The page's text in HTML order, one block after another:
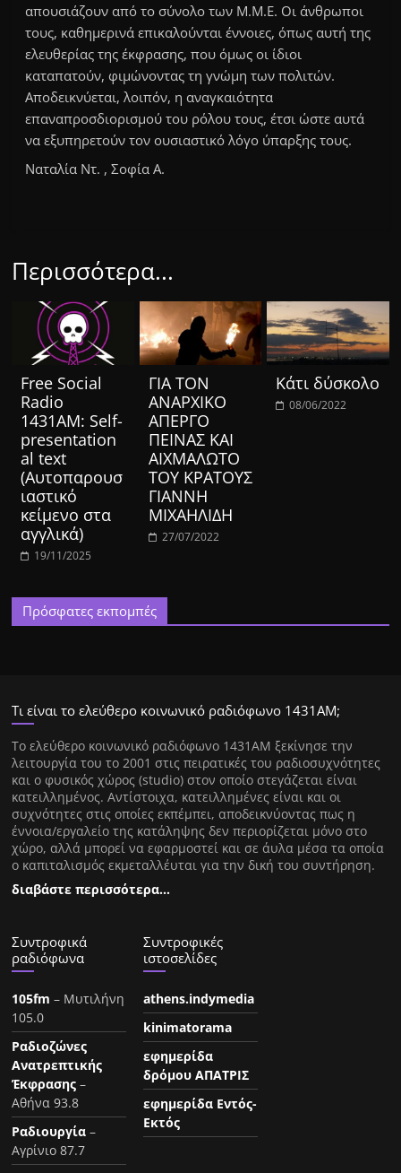
απουσιάζουν από το σύνολο των Μ.Μ.Ε. Οι άνθρωποι
τους, καθημερινά επικαλούνται έννοιες, όπως αυτή της
ελευθερίας της έκφρασης, που όμως οι ίδιοι
καταπατούν, φιμώνοντας τη γνώμη των πολιτών.
Αποδεικνύεται, λοιπόν, η αναγκαιότητα
επαναπροσδιορισμού του ρόλου τους, έτσι ώστε αυτά
να εξυπηρετούν τον ουσιαστικό λόγο ύπαρξης τους.
Ναταλία Ντ. , Σοφία Α.
Περισσότερα...
Free Social
Radio
1431AM: Self-
presentation
al text
(Αυτοπαρουσ
ιαστικό
κείμενο στα
αγγλικά)
19/11/2025
ΓΙΑ ΤΟΝ
ΑΝΑΡΧΙΚΟ
ΑΠΕΡΓΟ
ΠΕΙΝΑΣ ΚΑΙ
ΑΙΧΜΑΛΩΤΟ
ΤΟΥ ΚΡΑΤΟΥΣ
ΓΙΑΝΝΗ
ΜΙΧΑΗΛΙΔΗ
27/07/2022
Κάτι δύσκολο
08/06/2022
Πρόσφατες εκπομπές
Τι είναι το ελεύθερο κοινωνικό ραδιόφωνο 1431ΑΜ;
Tο ελεύθερο κοινωνικό ραδιόφωνο 1431AM ξεκίνησε την
λειτουργία του το 2001 στις πειρατικές του ραδιοσυχνότητες
και ο φυσικός χώρος (studio) στον οποίο στεγάζεται είναι
κατειλλημένος. Αντίστοιχα, κατειλλημένες είναι και οι
συχνότητες στις οποίες εκπέμπει, αποδεικνύοντας πως η
έννοια/εργαλείο της κατάληψης δεν περιορίζεται μόνο στο
χώρο, αλλά μπορεί να εφαρμοστεί και σε άυλα μέσα τα οποία
ο καπιταλισμός εκμεταλλέυται για την δική του συντήρηση.
διαβάστε περισσότερα…
Συντροφικά
ραδιόφωνα
105fm – Μυτιλήνη
105.0
Ραδιοζώνες
Ανατρεπτικής
Έκφρασης –
Αθήνα 93.8
Ραδιουργία –
Αγρίνιο 87.7
Συντροφικές
ιστοσελίδες
athens.indymedia
kinimatorama
εφημερίδα
δρόμου ΑΠΑΤΡΙΣ
εφημερίδα Εντός-
Εκτός